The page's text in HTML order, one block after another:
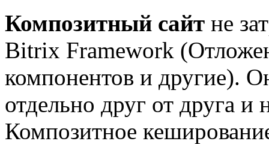
Композитный сайт не
Bitrix Framework
компонентов и другие).
отдельно друг от друга
Композитное